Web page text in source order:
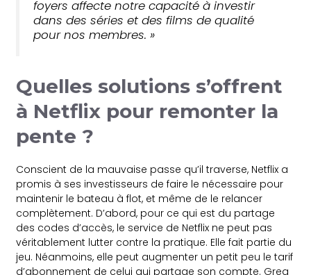
foyers affecte notre capacité à investir
dans des séries et des films de qualité
pour nos membres. »
Quelles solutions s’offrent
à Netflix pour remonter la
pente ?
Conscient de la mauvaise passe qu’il traverse, Netflix a
promis à ses investisseurs de faire le nécessaire pour
maintenir le bateau à flot, et même de le relancer
complètement. D’abord, pour ce qui est du partage
des codes d’accès, le service de Netflix ne peut pas
véritablement lutter contre la pratique. Elle fait partie du
jeu. Néanmoins, elle peut augmenter un petit peu le tarif
d’abonnement de celui qui partage son compte. Greg